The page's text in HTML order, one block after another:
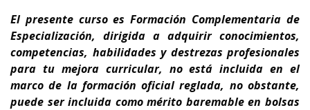
El presente curso esFormación Complementaria de
Especialización, dirigida a adquirir conocimientos,
competencias, habilidades y destrezas profesionales
para tumejora curricular, no está incluida en el
marco de la formación oficial reglada, no obstante,
puede ser incluida como mérito baremable en bolsas